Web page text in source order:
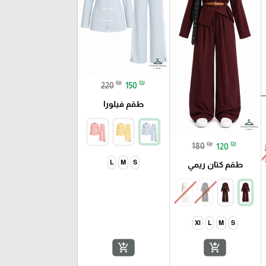
180 ₪ 120 ₪
طقم كتان ريمي
S
M
L
Xl
add_shopping_cart
220 ₪ 150 ₪
طقم فيلورا
S
M
L
add_shopping_cart